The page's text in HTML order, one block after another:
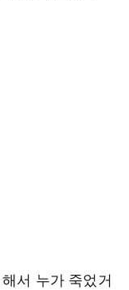
서 누가 죽었거